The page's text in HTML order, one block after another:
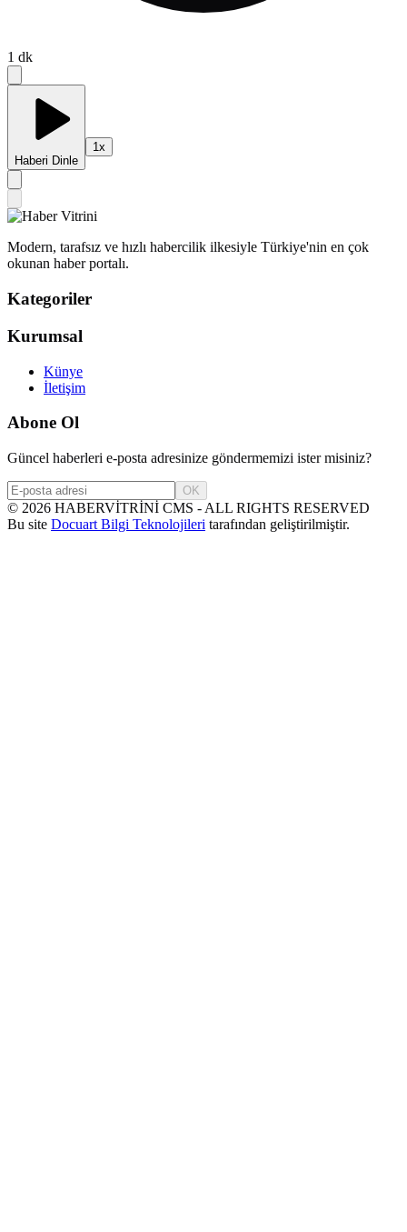
1 dk
Haberi Dinle
1x
Modern, tarafsız ve hızlı habercilik ilkesiyle Türkiye'nin en çok
okunan haber portalı.
Kategoriler
Kurumsal
Künye
İletişim
Abone Ol
Güncel haberleri e-posta adresinize göndermemizi ister misiniz?
OK
© 2026 HABERVİTRİNİ CMS - ALL RIGHTS RESERVED
Bu site Docuart Bilgi Teknolojileri tarafından geliştirilmiştir.